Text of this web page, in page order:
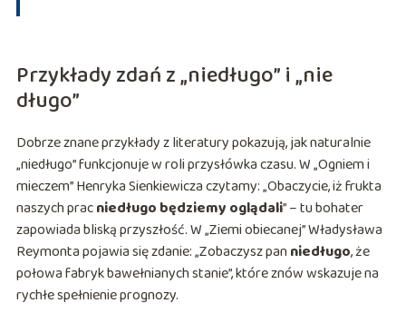
Przykłady zdań z „niedługo” i „nie
długo”
Dobrze znane przykłady z literatury pokazują, jak naturalnie
„niedługo” funkcjonuje w roli przysłówka czasu. W „Ogniem i
mieczem” Henryka Sienkiewicza czytamy: „Obaczycie, iż frukta
naszych pracniedługo będziemy oglądali” – tu bohater
zapowiada bliską przyszłość. W „Ziemi obiecanej” Władysława
Reymonta pojawia się zdanie: „Zobaczysz panniedługo, że
połowa fabryk bawełnianych stanie”, które znów wskazuje na
rychłe spełnienie prognozy.